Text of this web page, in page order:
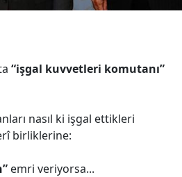
“işgal kuvvetleri komutanı”
nasıl ki işgal ettikleri
birliklerine:
emri veriyorsa...